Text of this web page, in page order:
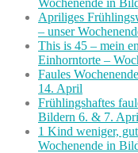
Wochenende in
Apriliges
– unser
This is 45 – mein
Einhorntorte –
Faules
14. April
Frühlingshaftes
Bildern 6. & 7.
1 Kind weniger,
Wochenende in